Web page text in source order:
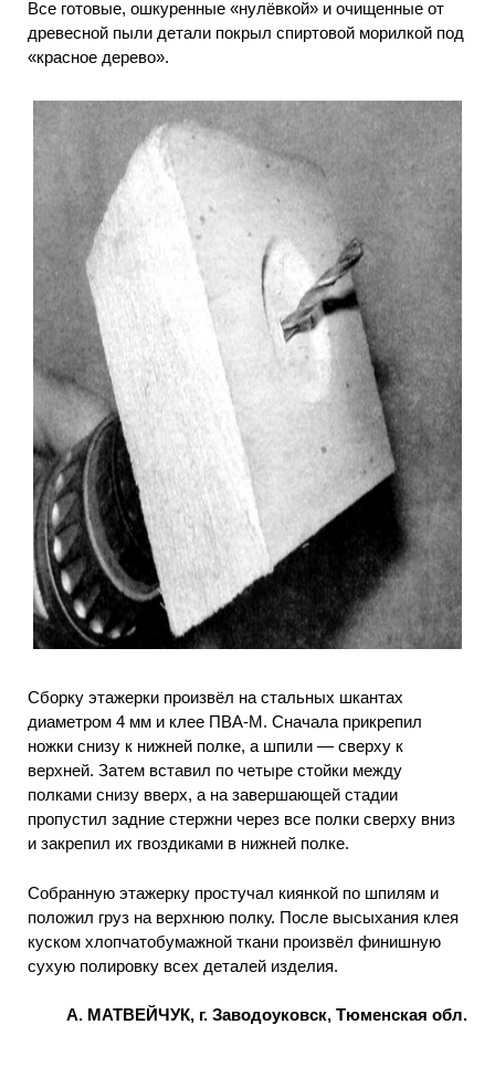
Все готовые, ошкуренные «нулёвкой» и очищенные от
древесной пыли детали покрыл спиртовой морилкой под
«красное дерево».
Сборку этажерки произвёл на стальных шкантах
диаметром 4 мм и клее ПВА-М. Сначала прикрепил
ножки снизу к нижней полке, а шпили — сверху к
верхней. Затем вставил по четыре стойки между
полками снизу вверх, а на завершающей стадии
пропустил задние стержни через все полки сверху вниз
и закрепил их гвоздиками в нижней полке.
Собранную этажерку простучал киянкой по шпилям и
положил груз на верхнюю полку. После высыхания клея
куском хлопчатобумажной ткани произвёл финишную
сухую полировку всех деталей изделия.
А. МАТВЕЙЧУК, г. Заводоуковск, Тюменская обл.